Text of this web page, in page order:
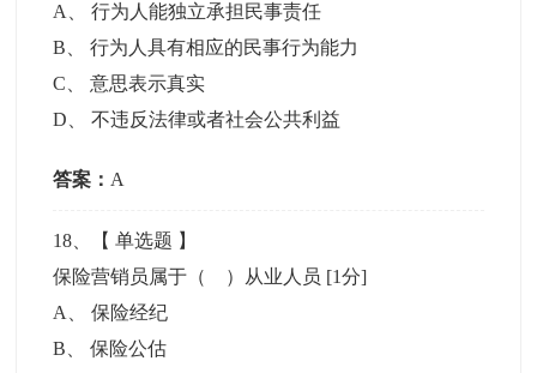
A
、行为人能独立承担民事责任
B 、行为人具有相应的民事行为能力
C 、意思表示真实
D 、不违反法律或者社会公共利益
答案： A
18 、【单选题 】
保险营销员属于（ ）从业人员 [1分]
A
、保险经纪
B 、保险公估